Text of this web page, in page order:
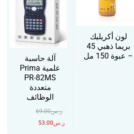
لون أكريليك
بريما ذهبي 45
– عبوة 150 مل
آلة حاسبة
علمية Prima
PR-82MS
متعددة
الوظائف
ر.س69.00
ر.س53.00